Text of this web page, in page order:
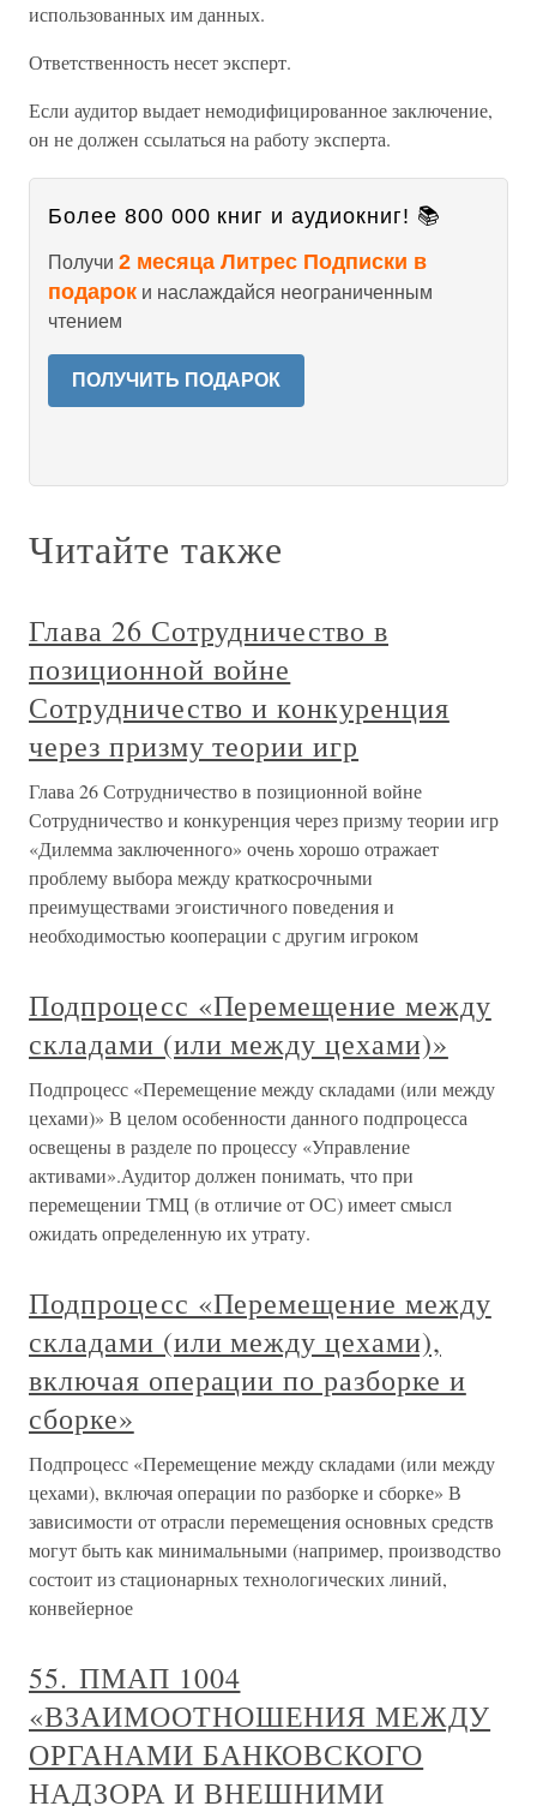
использованных им данных.
Ответственность несет эксперт.
Если аудитор выдает немодифицированное заключение,
он не должен ссылаться на работу эксперта.
Более 800 000 книг и аудиокниг! 📚
Получи 2 месяца Литрес Подписки в
подарок и наслаждайся неограниченным
чтением
ПОЛУЧИТЬ ПОДАРОК
Читайте также
Глава 26 Сотрудничество в
позиционной войне
Сотрудничество и конкуренция
через призму теории игр
Глава 26 Сотрудничество в позиционной войне
Сотрудничество и конкуренция через призму теории игр
«Дилемма заключенного» очень хорошо отражает
проблему выбора между краткосрочными
преимуществами эгоистичного поведения и
необходимостью кооперации с другим игроком
Подпроцесс «Перемещение между
складами (или между цехами)»
Подпроцесс «Перемещение между складами (или между
цехами)» В целом особенности данного подпроцесса
освещены в разделе по процессу «Управление
активами».Аудитор должен понимать, что при
перемещении ТМЦ (в отличие от ОС) имеет смысл
ожидать определенную их утрату.
Подпроцесс «Перемещение между
складами (или между цехами),
включая операции по разборке и
сборке»
Подпроцесс «Перемещение между складами (или между
цехами), включая операции по разборке и сборке» В
зависимости от отрасли перемещения основных средств
могут быть как минимальными (например, производство
состоит из стационарных технологических линий,
конвейерное
55. ПМАП 1004
«ВЗАИМООТНОШЕНИЯ МЕЖДУ
ОРГАНАМИ БАНКОВСКОГО
НАДЗОРА И ВНЕШНИМИ